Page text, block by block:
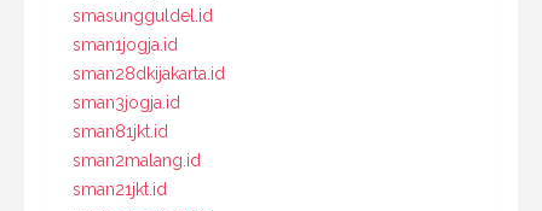
smasungguldel.id
sman1jogja.id
sman28dkijakarta.id
sman3jogja.id
sman81jkt.id
sman2malang.id
sman21jkt.id